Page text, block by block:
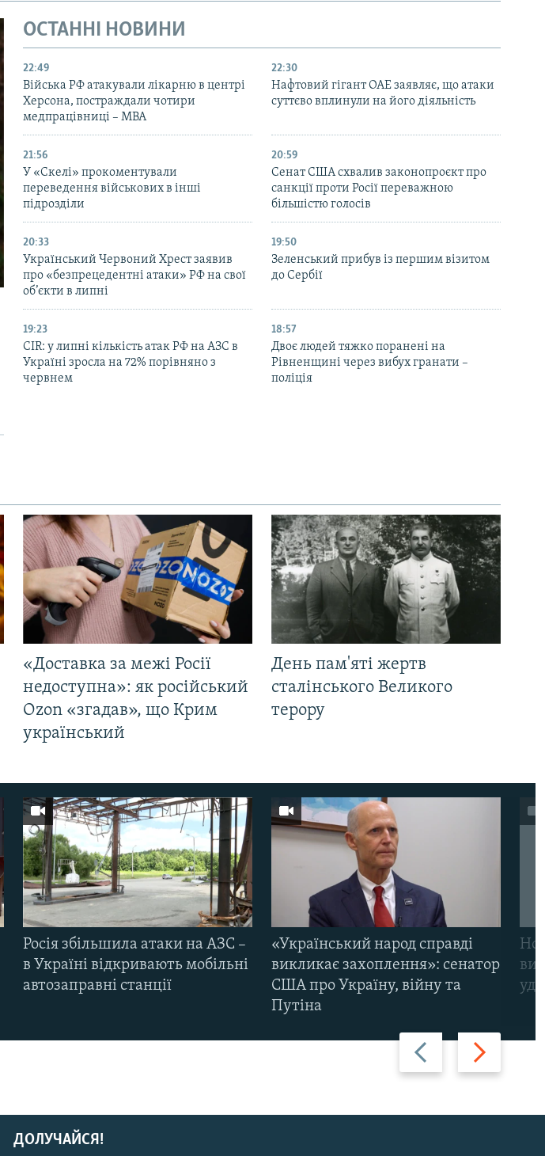
ОСТАННІ НОВИНИ
22:49
Війська РФ атакували лікарню в центрі
Херсона, постраждали чотири
медпрацівниці – МВА
22:30
Нафтовий гігант ОАЕ заявляє, що атаки
суттєво вплинули на його діяльність
21:56
У «Скелі» прокоментували
переведення військових в інші
підрозділи
20:59
Cенат США схвалив законопроєкт про
санкції проти Росії переважною
більшістю голосів
20:33
Український Червоний Хрест заявив
про «безпрецедентні атаки» РФ на свої
об’єкти в липні
19:50
Зеленський прибув із першим візитом
до Сербії
19:23
CIR: у липні кількість атак РФ на АЗС в
Україні зросла на 72% порівняно з
червнем
18:57
Двоє людей тяжко поранені на
Рівненщині через вибух гранати –
поліція
«Доставка за межі Росії
недоступна»: як російський
Ozon «згадав», що Крим
український
День пам'яті жертв
сталінського Великого
терору
Назад Вперед
Росія збільшила атаки на АЗС –
в Україні відкривають мобільні
автозаправні станції
«Український народ справді
викликає захоплення»: сенатор
США про Україну, війну та
Путіна
ДОЛУЧАЙСЯ!